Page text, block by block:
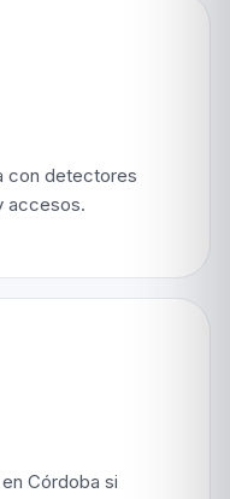
con detectores
accesos.
Córdoba si